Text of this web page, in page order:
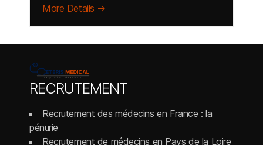
More Details
RECRUTEMENT
Recrutement des médecins en France : la
pénurie
Recrutement de médecins en Pays de la Loire